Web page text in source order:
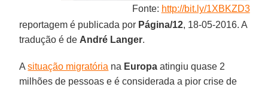
Fonte: http://bit.ly/1XBKZD3
reportagem é publicada por Página/12, 18-05-2016. A
tradução é de André Langer.
Asituação migratória na Europa atingiu quase 2
milhões de pessoas e é considerada a pior crise de